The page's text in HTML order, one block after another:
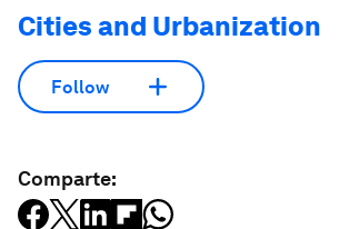
Cities and Urbanization
Follow
Comparte: